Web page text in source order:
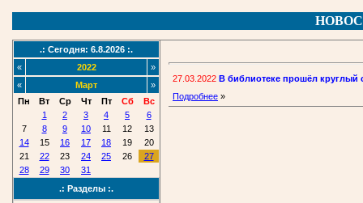
.: Сегодня: 6.8.2026 :.
«
2022
»
«
Март
»
Пн
Вт Ср Чт Пт Сб
Вс
1
2 3 4 5
6
7
8 9 10 11 12
13
14
15 16 17 18 19
20
21
22 23 24 25 26
27
28
29 30
31
.: Разделы :.
27.03.2022 В библиотеке прошёл круглый
Подробнее »